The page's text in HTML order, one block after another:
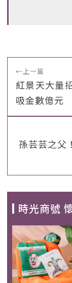
←上一篇
紅景天大量
吸金數億元
孫芸芸之父
時光商號